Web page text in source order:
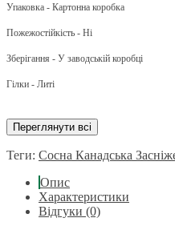
Упаковка - Картонна коробка
Пожежостійкість - Ні
Зберігання - У заводській коробці
Гілки - Литі
Переглянути всі
Теги: Сосна Канадська
Опис
Характеристики
Відгуки (0)